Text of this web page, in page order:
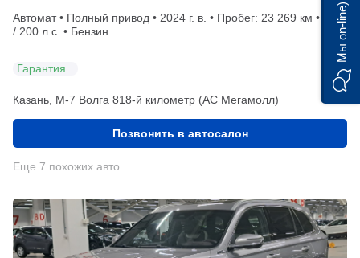
Автомат • Полный привод • 2024 г. в. • Пробег: 23 269 км • 2 л.
/ 200 л.с. • Бензин
Гарантия
Казань, М-7 Волга 818-й километр (АС Мегамолл)
Позвонить в автосалон
Еще 7 похожих авто
Мы on-line)